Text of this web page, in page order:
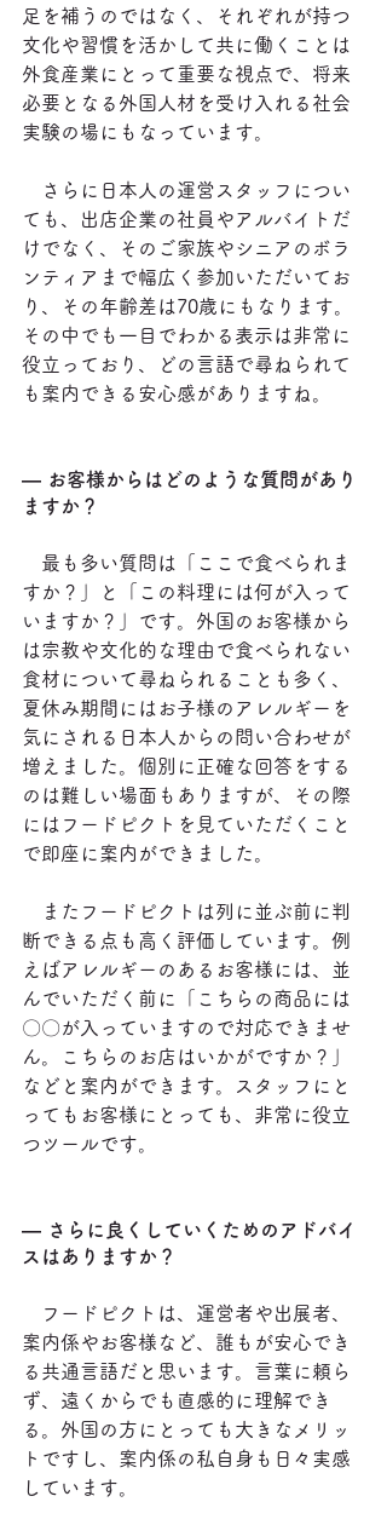
足を補うのではなく、それぞれが持つ
文化や習慣を活かして共に働くことは
外食産業にとって重要な視点で、将来
必要となる外国人材を受け入れる社会
実験の場にもなっています。
さらに日本人の運営スタッフについ
ても、出店企業の社員やアルバイトだ
けでなく、そのご家族やシニアのボラ
ンティアまで幅広く参加いただいてお
り、その年齢差は70歳にもなります。
その中でも一目でわかる表示は非常に
役立っており、どの言語で尋ねられて
も案内できる安心感がありますね。
― お客様からはどのような質問があり
ますか？
最も多い質問は「ここで食べられま
すか？」と「この料理には何が入って
いますか？」です。外国のお客様から
は宗教や文化的な理由で食べられない
食材について尋ねられることも多く、
夏休み期間にはお子様のアレルギーを
気にされる日本人からの問い合わせが
増えました。個別に正確な回答をする
のは難しい場面もありますが、その際
にはフードピクトを見ていただくこと
で即座に案内ができました。
またフードピクトは列に並ぶ前に判
断できる点も高く評価しています。例
えばアレルギーのあるお客様には、並
んでいただく前に「こちらの商品には
〇〇が入っていますので対応できませ
ん。こちらのお店はいかがですか？」
などと案内ができます。スタッフにと
ってもお客様にとっても、非常に役立
つツールです。
― さらに良くしていくためのアドバイ
スはありますか？
フードピクトは、運営者や出展者、
案内係やお客様など、誰もが安心でき
る共通言語だと思います。言葉に頼ら
ず、遠くからでも直感的に理解でき
る。外国の方にとっても大きなメリッ
トですし、案内係の私自身も日々実感
しています。